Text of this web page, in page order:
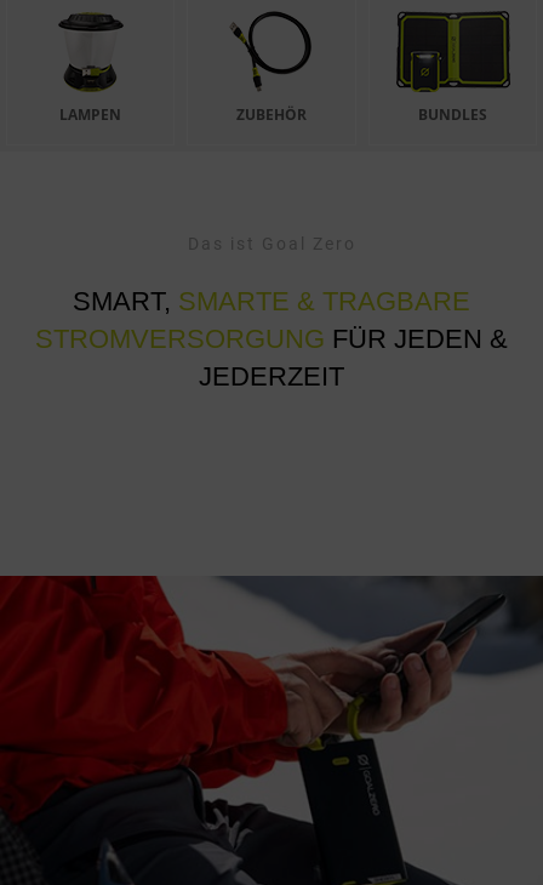
LAMPEN ZUBEHÖR BUNDLES
Das ist Goal Zero
SMART, SMARTE & TRAGBARE
STROMVERSORGUNG FÜR JEDEN &
JEDERZEIT